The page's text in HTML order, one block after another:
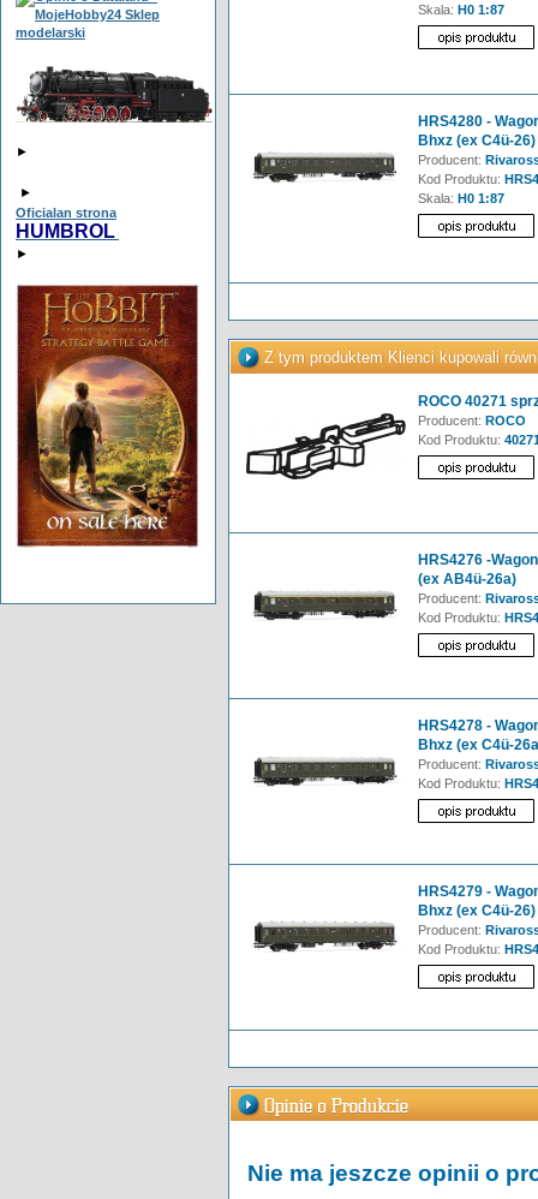
►
►
Oficialan strona
HUMBROL
►
Skala: H0 1:87
HRS4280 -
Bhxz (ex C4ü-26)
Producent:
Kod Produktu:
Skala: H0 1:87
Z tym produktem Klienci kupowali
ROCO 40271
Producent: ROCO
Kod Produktu:
HRS4276 -
(ex AB4ü-26a)
Producent:
Kod Produktu:
HRS4278 -
Bhxz (ex C4ü-
Producent:
Kod Produktu:
HRS4279 -
Bhxz (ex C4ü-26)
Producent:
Kod Produktu:
Nie ma jeszcze opinii o